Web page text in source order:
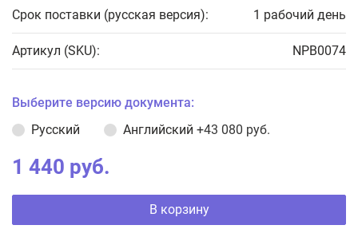
Срок поставки (русская версия): 1 рабочий день
Артикул (SKU): NPB0074
Выберите версию документа:
Русский
Английский +43 080 руб.
1 440 руб.
В корзину